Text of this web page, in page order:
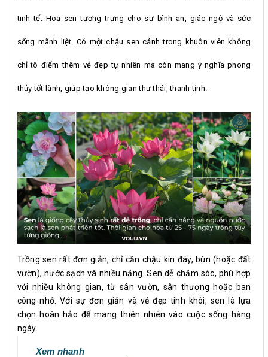
tinh tế. Hoa sen tượng trưng cho sự bình an, giác ngộ và sức
sống mãnh liệt. Có một chậu sen cảnh trong khuôn viên không
chỉ tô điểm thêm vẻ đẹp tự nhiên mà còn mang ý nghĩa phong
thủy tốt lành, giúp tạo không gian thư thái, thanh tịnh.
Trồng sen rất đơn giản, chỉ cần chậu kín đáy, bùn (hoặc đất
vườn), nước sạch và nhiều nắng. Sen dễ chăm sóc, phù hợp
với nhiều không gian, từ sân vườn, sân thượng hoặc ban
công nhỏ. Với sự đơn giản và vẻ đẹp tinh khôi, sen là lựa
chọn hoàn hảo để mang thiên nhiên vào cuộc sống hàng
ngày.
Xem nhanh